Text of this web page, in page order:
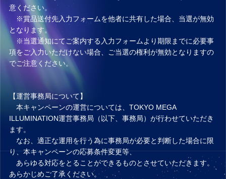
意ください。
※賞品送付先入力フォームを他者に共有した場合、当選が無効
となります。
※当選通知にてご案内する入力フォームより期限までに必要事
項をご入力いただけない場合、ご当選の権利が無効となりますの
でご注意ください。
【運営事務局について】
本キャンペーンの運営については、TOKYO MEGA
ILLUMINATION運営事務局（以下、事務局）が行わせていただき
ます。
なお、適正な運用を行う為に事務局が必要と判断した場合に限
り、本キャンペーンの応募条件変更等、
あらゆる対応をとることができるものとさせていただきます。
あらかじめご了承ください。